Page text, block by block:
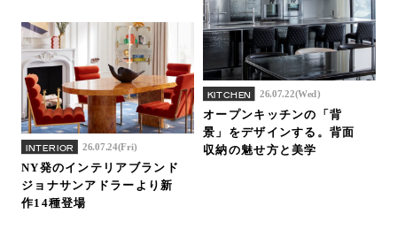
INTERIOR 26.07.24(Fri)
NY発のインテリアブランド
ジョナサンアドラーより新
作14種登場
KITCHEN 26.07.22(Wed)
オープンキッチンの「背
景」をデザインする。背面
収納の魅せ方と美学